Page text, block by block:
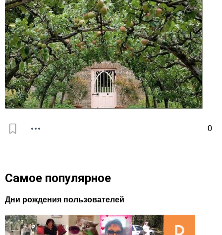
0
Самое популярное
Дни рождения пользователей